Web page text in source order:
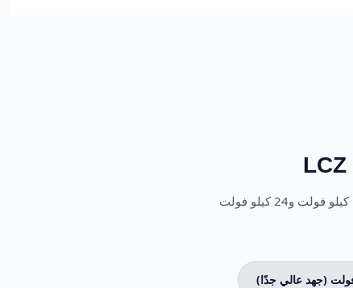
المعلمات التفصيلية لسلسلة الأعمدة الأحادية. حدد نطاق الجهد لعرض المواصفات الخاصة بالطرازات 12 كيلو فولت و24 كيلو فولت